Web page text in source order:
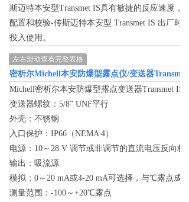
斯迈特本安型Transmet IS具有敏捷的反应速度
配置和校验-传斯迈特本安型 Transmet IS 出厂时
投入使用。
左右滑动查看完整表格
密析尔Michell本安防爆型露点仪/变送器Transmet
Michell密析尔本安防爆型露点变送器Transmet IS
变送器螺纹：5/8” UNF平行
外壳：不锈钢
入口保护：IP66（NEMA 4）
电源：10 ～ 28 V 调节或非调节的直流电压反向极
输出：吸流源
模拟：0 ～ 20 mA或4-20 mA可选择，与℃露点成
测量范围：-100 ～ +20℃露点